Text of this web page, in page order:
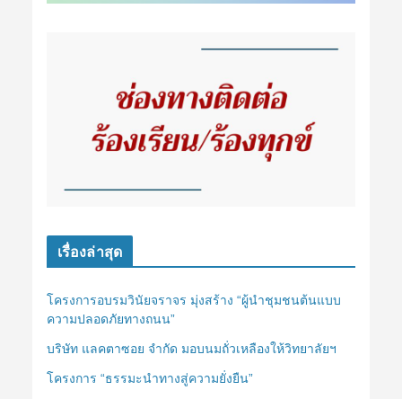
เรื่องล่าสุด
โครงการอบรมวินัยจราจร มุ่งสร้าง “ผู้นำชุมชนต้นแบบ
ความปลอดภัยทางถนน”
บริษัท แลคตาซอย จำกัด มอบนมถั่วเหลืองให้วิทยาลัยฯ
โครงการ “ธรรมะนำทางสู่ความยั่งยืน”